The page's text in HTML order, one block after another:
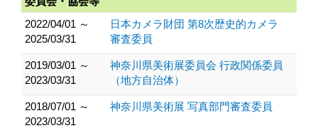
2022/04/01 ～
2025/03/31
日本カメラ財団 第8次歴史的カメラ
審査委員
2019/03/01 ～
2023/03/31
神奈川県美術展委員会 行政関係委員
（地方自治体）
2018/07/01 ～
2023/03/31
神奈川県美術展 写真部門審査委員